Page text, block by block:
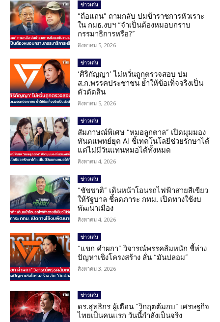
ข่าวเด่น
“ถือแถน” ถามกลับ ปมข้าราชการหัวเราะ
ใน กมธ.งบฯ “จำเป็นต้องหมอบกราบ
กรรมาธิการหรือ?”
สิงหาคม 5, 2026
ข่าวเด่น
‘ศิริกัญญา’ ไม่หวั่นถูกตรวจสอบ ปม
ส.ก.พรรคประชาชน ย้ำให้ข้อเท็จจริงเป็น
ตัวตัดสิน
สิงหาคม 5, 2026
ข่าวเด่น
สัมภาษณ์พิเศษ “หมอลูกตาล” เปิดมุมมอง
ทันตแพทย์ยุค AI ชี้เทคโนโลยีช่วยรักษาได้
แต่ไม่มีวันแทนหมอได้ทั้งหมด
สิงหาคม 4, 2026
ข่าวเด่น
“ชัชชาติ” เดินหน้าโอนรถไฟฟ้าสายสีเขียว
ให้รัฐบาล ชี้ลดภาระ กทม. เปิดทางใช้งบ
พัฒนาเมือง
สิงหาคม 4, 2026
ข่าวเด่น
“แขก คำผกา” วิจารณ์พรรคส้มหนัก ชี้ห่าง
ปัญหาเชิงโครงสร้าง ลั่น “มันปลอม”
สิงหาคม 3, 2026
ข่าวเด่น
ดร.สุทธิกร ผู้เตือน “วิกฤตต้มกบ” เศรษฐกิจ
ไทยเป็นคนแรก วันนี้กำลังเป็นจริง